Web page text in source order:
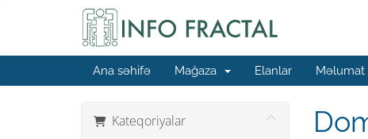
Ana səhifə Mağaza Elanlar Məlumat
Kateqoriyalar